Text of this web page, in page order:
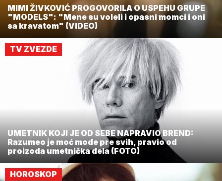
MIMI ŽIVKOVIĆ PROGOVORILA O USPEHU GRUPE
"MODELS": "Mene su voleli i opasni momci i oni
sa kravatom" (VIDEO)
TV ZVEZDE
UMETNIK KOJI JE OD SEBE NAPRAVIO BREND:
Razumeo je moć mode pre svih, pravio od
proizoda umetnička dela (FOTO)
HOROSKOP